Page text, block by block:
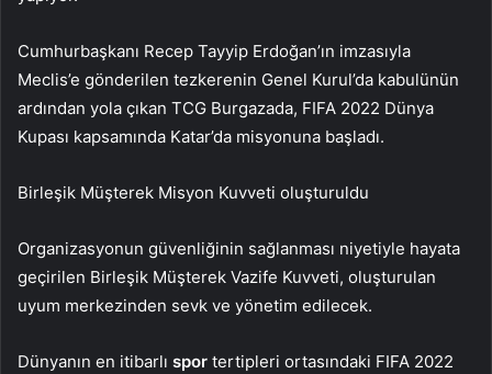
Cumhurbaşkanı Recep Tayyip Erdoğan’ın imzasıyla
Meclis’e gönderilen tezkerenin Genel Kurul’da kabulünün
ardından yola çıkan TCG Burgazada, FIFA 2022 Dünya
Kupası kapsamında Katar’da misyonuna başladı.
Birleşik Müşterek Misyon Kuvveti oluşturuldu
Organizasyonun güvenliğinin sağlanması niyetiyle hayata
geçirilen Birleşik Müşterek Vazife Kuvveti, oluşturulan
uyum merkezinden sevk ve yönetim edilecek.
Dünyanın en itibarlı spor tertipleri ortasındaki FIFA 2022